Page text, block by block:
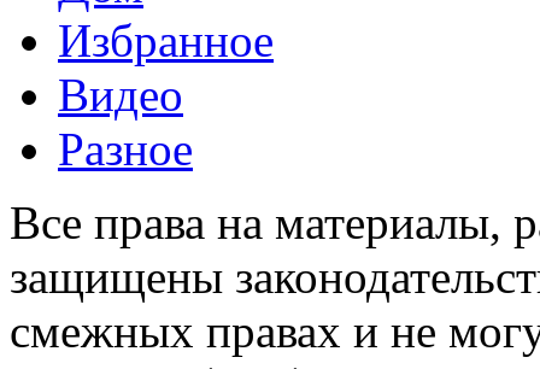
Избранное
Видео
Разное
Все права на материалы,
защищены
смежных правах и не